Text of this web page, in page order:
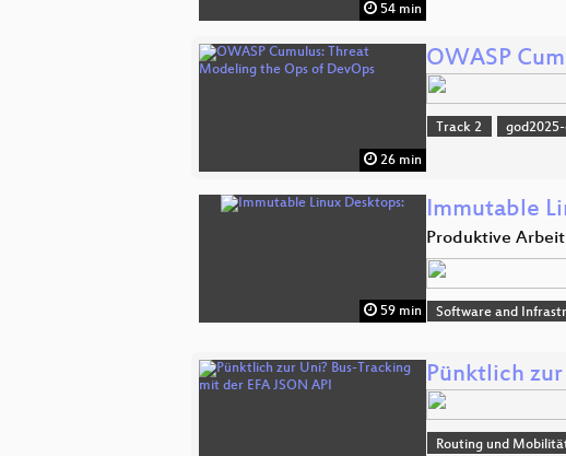
54 min
26 min
OWASP
Track 2
59 min
Immutable
Produktive
Software and
Pünktlich
Routing und